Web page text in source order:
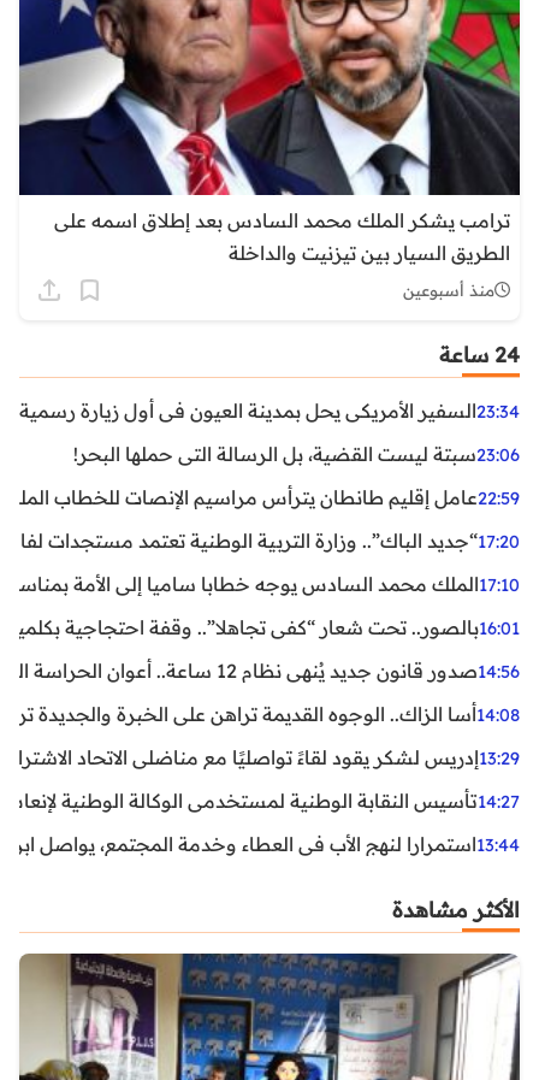
ترامب يشكر الملك محمد السادس بعد إطلاق اسمه على
الطريق السيار بين تيزنيت والداخلة
منذ أسبوعين
24 ساعة
23:34السفير الأمريكي يحل بمدينة العيون في أول زيارة رسمية
23:06سبتة ليست القضية، بل الرسالة التي حملها البحر!
22:59عامل إقليم طانطان يترأس مراسيم الإنصات للخطاب
17:20“جديد الباك”.. وزارة التربية الوطنية تعتمد مستجدات
17:10الملك محمد السادس يوجه خطابا ساميا إلى الأمة بمناسبة الذكرى الـ27
16:01بالصور.. تحت شعار “كفى تجاهلا”.. وقفة احتجاجية بكلميم
14:56صدور قانون جديد يُنهي نظام 12 ساعة.. أعوان الحراسة الخاصة يستفيدون من المدة القانونية للشغل
14:08أسا الزاك.. الوجوه القديمة تراهن على الخبرة والجديدة
13:29إدريس لشكر يقود لقاءً تواصليًا مع مناضلي الاتحاد
14:27تأسيس النقابة الوطنية لمستخدمي الوكالة الوطنية
13:44استمرارا لنهج الأب في العطاء وخدمة المجتمع، يواصل ابن
الأكثر مشاهدة